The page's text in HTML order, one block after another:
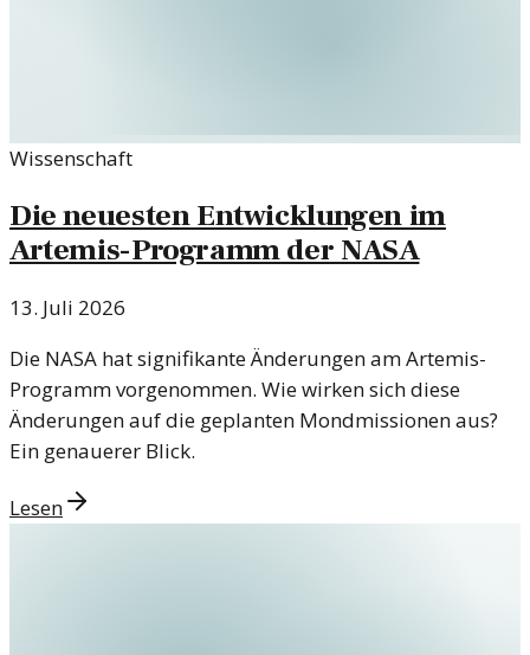
Wissenschaft
Die neuesten Entwicklungen im
Artemis-Programm der NASA
13. Juli 2026
Die NASA hat signifikante Änderungen am Artemis-
Programm vorgenommen. Wie wirken sich diese
Änderungen auf die geplanten Mondmissionen aus?
Ein genauerer Blick.
Lesen